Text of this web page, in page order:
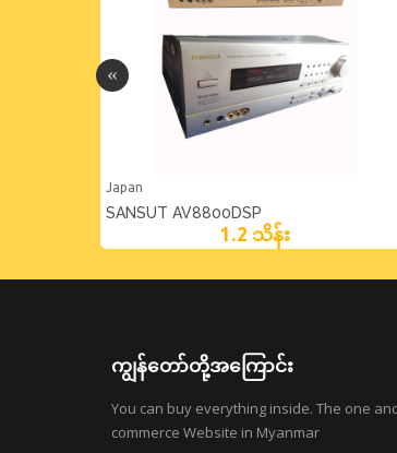
Japan
SANSUT AV8800DSP
1.2 သိန်း
ကျွန်တော်တို့အကြောင်း
You can buy everything inside. The one
commerce Website in Myanmar